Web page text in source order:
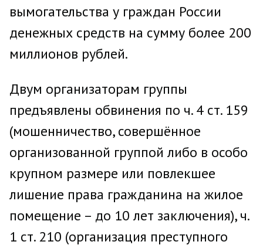
вымогательства у граждан России
денежных средств на сумму более 200
миллионов рублей.
Двум организаторам группы
предъявлены обвинения по ч. 4 ст. 159
(мошенничество, совершённое
организованной группой либо в особо
крупном размере или повлекшее
лишение права гражданина на жилое
помещение – до 10 лет заключения), ч.
1 ст. 210 (организация преступного